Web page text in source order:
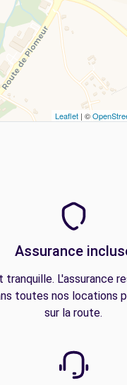
Leaflet | ©
Assurance
tranquille. L'assurance
toutes nos locations
sur la route.